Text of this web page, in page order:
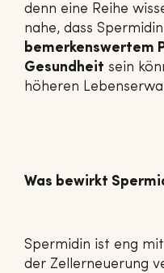
denn eine Reihe
nahe, dass
bemerkenswertem
Gesundheit sein
höheren
Was bewirkt
Spermidin ist eng
der Zellerneuerung